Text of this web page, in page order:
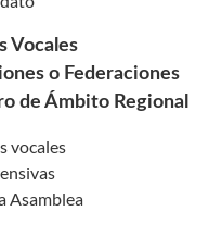
Vocales
o Federaciones
de Ámbito Regional
vocales
Asamblea